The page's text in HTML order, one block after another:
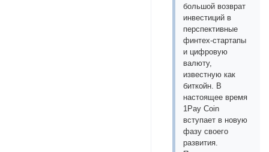
большой возврат
инвестиций в
перспективные
финтех-стартапы
и цифровую
валюту,
известную как
биткойн. В
настоящее время
1Pay Coin
вступает в новую
фазу своего
развития.